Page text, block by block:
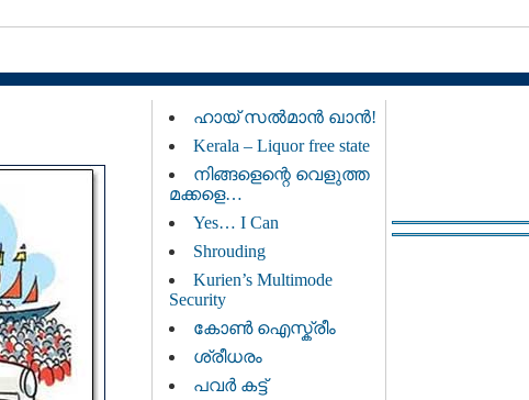
ഹായ് സൽമാൻ ഖാൻ!
Kerala – Liquor free state
നിങ്ങളെന്റെ വെളുത്ത
മക്കളെ…
Yes… I Can
Shrouding
Kurien’s Multimode
Security
കോൺ ഐസ്ക്രീം
ശ്രീധരം
പവർ കട്ട്